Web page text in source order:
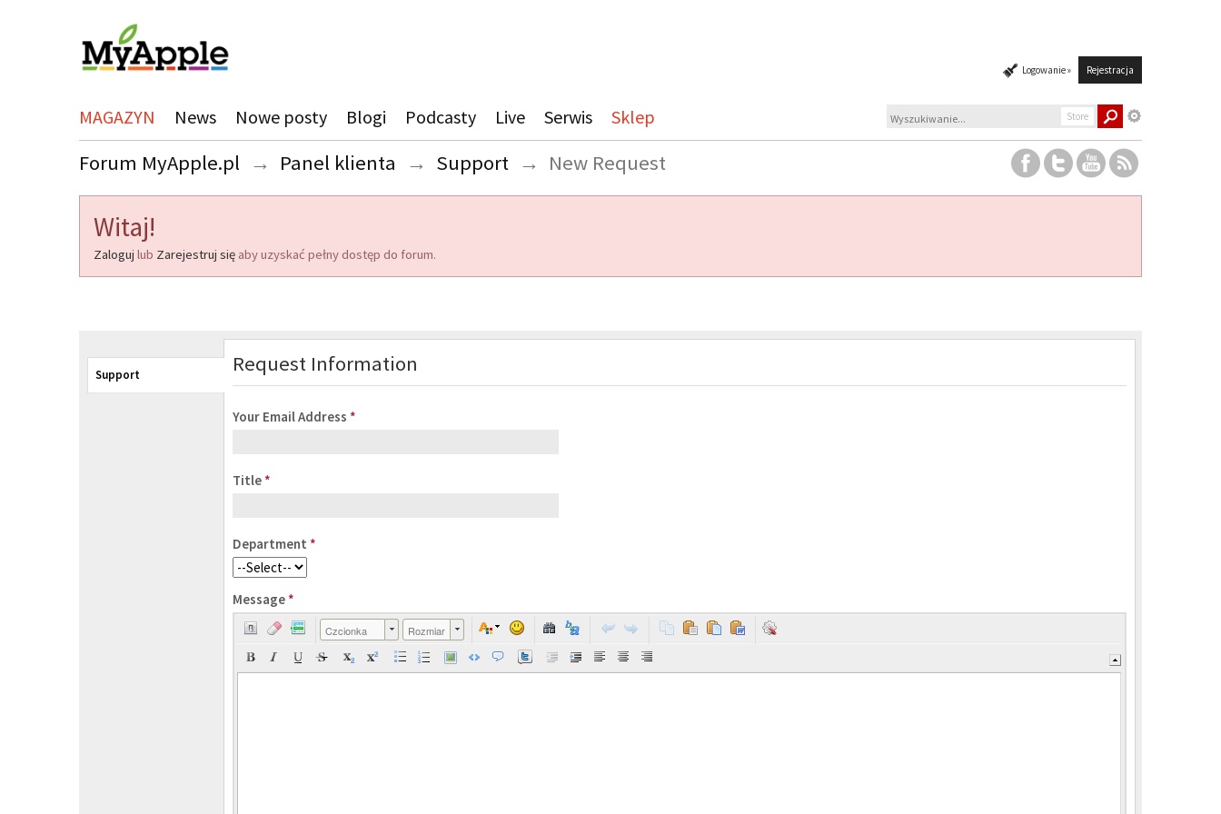
Logowanie » Rejestracja
MAGAZYN News Nowe posty Blogi Podcasty Live Serwis Sklep Store
Forum MyApple.pl → Panel klienta → Support → New Request
Witaj!
Zaloguj lub Zarejestruj się aby uzyskać pełny dostęp do forum.
Support Request Information
Your Email Address *
Title *
Department *
Message *
Czcionka Rozmiar